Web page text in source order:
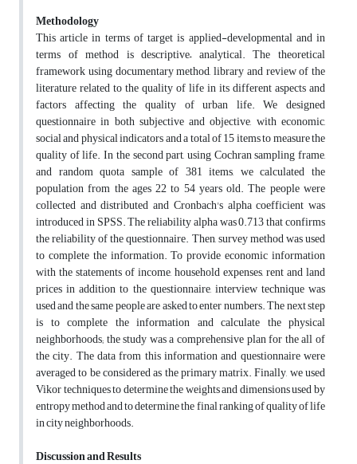
Methodology
This article in terms of target is applied-developmental and in
terms of method is descriptive– analytical. The theoretical
framework using documentary method, library and review of the
literature related to the quality of life in its different aspects and
factors affecting the quality of urban life. We designed
questionnaire in both subjective and objective, with economic,
social and physical indicators and a total of 15 items to measure the
quality of life. In the second part, using Cochran sampling frame,
and random quota sample of 381 items, we calculated the
population from the ages 22 to 54 years old. The people were
collected and distributed and Cronbach's alpha coefficient was
introduced in SPSS. The reliability alpha was 0.713 that confirms
the reliability of the questionnaire. Then, survey method was used
to complete the information. To provide economic information
with the statements of income, household expenses, rent and land
prices in addition to the questionnaire, interview technique was
used and the same people are asked to enter numbers. The next step
is to complete the information and calculate the physical
neighborhoods; the study was a comprehensive plan for the all of
the city. The data from this information and questionnaire were
averaged to be considered as the primary matrix. Finally, we used
Vikor techniques to determine the weights and dimensions used by
entropy method and to determine the final ranking of quality of life
in city neighborhoods.
Discussion and Results